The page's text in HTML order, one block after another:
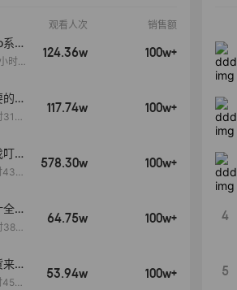
观看人次 销售额
列
~
时3
124.36w 100w+
的
分
117.74w 100w+
叮
！
43分
578.30w 100w+
品
节
38分
64.75w 100w+
了
分
53.94w 100w+
4
5